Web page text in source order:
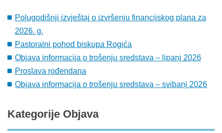
Polugodišnji izvještaj o izvršenju financijskog plana za
2026. g.
Pastoralni pohod biskupa Rogića
Objava informacija o trošenju sredstava – lipanj 2026
Proslava rođendana
Objava informacija o trošenju sredstava – svibanj 2026
Kategorije Objava